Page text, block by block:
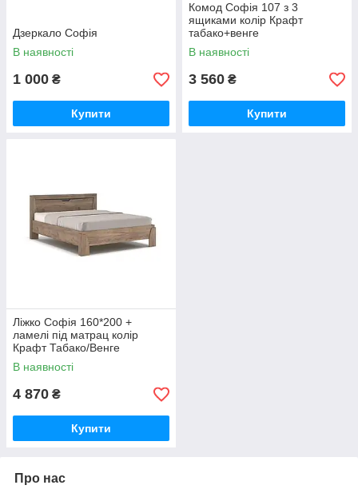
Дзеркало Софія
В наявності
1 000 ₴
Купити
Комод Софія 107 з 3
ящиками колір Крафт
табако+венге
В наявності
3 560 ₴
Купити
Ліжко Софія 160*200 +
ламелі під матрац колір
Крафт Табако/Венге
В наявності
4 870 ₴
Купити
Про нас